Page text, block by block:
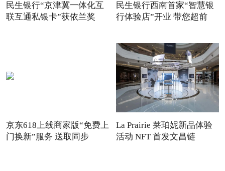
民生银行“京津冀一体化互
联互通私银卡”获依兰奖
民生银行西南首家“智慧银
行体验店”开业 带您超前
京东618上线商家版“免费上
门换新”服务 送取同步
La Prairie 莱珀妮新品体验
活动 NFT 首发文昌链